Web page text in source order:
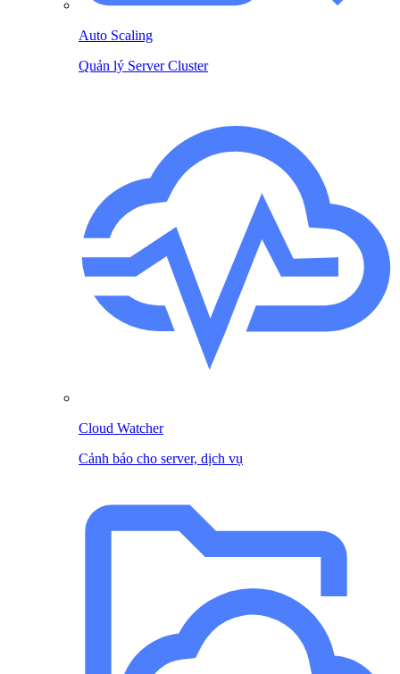
Auto Scaling
Quản lý Server Cluster
Cloud Watcher
Cảnh báo cho server, dịch vụ